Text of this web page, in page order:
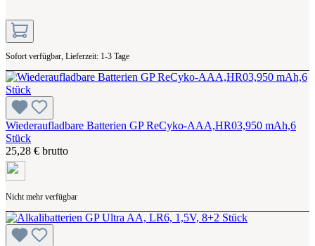
Sofort verfügbar, Lieferzeit: 1-3 Tage
Wiederaufladbare Batterien GP ReCyko-AAA,HR03,950 mAh,6
Stück
25,28 € brutto
Nicht mehr verfügbar